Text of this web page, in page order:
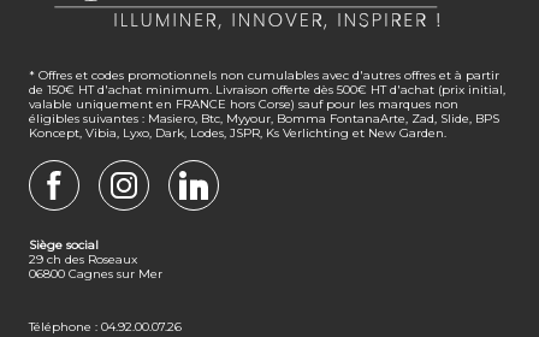
* Offres et codes promotionnels non cumulables avec d'autres offres et à partir
de 150€ HT d'achat minimum. Livraison offerte dès 500€ HT d'achat (prix initial,
valable uniquement en FRANCE hors Corse) sauf pour les marques non
éligibles suivantes : Masiero, Btc, Myyour, Bomma FontanaArte, Zad, Slide, BPS
Koncept, Vibia, Lyxo, Dark, Lodes, JSPR, Ks Verlichting et New Garden.
Siège social
29 ch des Roseaux
06800 Cagnes sur Mer
Téléphone : 04.92.00.07.26